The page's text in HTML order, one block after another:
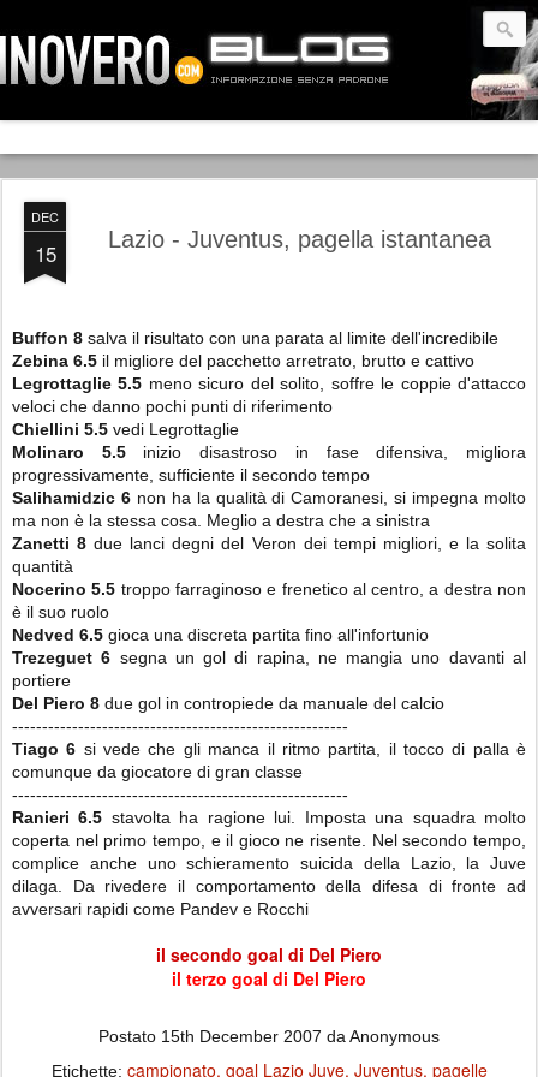
DEC
15 Lazio - Juventus, pagella istantanea
Buffon 8 salva il risultato con una parata al limite dell'incredibile
Zebina 6.5 il migliore del pacchetto arretrato, brutto e cattivo
Legrottaglie 5.5 meno sicuro del solito, soffre le coppie d'attacco
veloci che danno pochi punti di riferimento
Chiellini 5.5 vedi Legrottaglie
Molinaro 5.5 inizio disastroso in fase difensiva, migliora
progressivamente, sufficiente il secondo tempo
Salihamidzic 6 non ha la qualità di Camoranesi, si impegna molto
ma non è la stessa cosa. Meglio a destra che a sinistra
Zanetti 8due lanci degni del Veron dei tempi migliori, e la solita
quantità
Nocerino 5.5 troppo farraginoso e frenetico al centro, a destra non
è il suo ruolo
Nedved 6.5 gioca una discreta partita fino all'infortunio
Trezeguet 6 segna un gol di rapina, ne mangia uno davanti al
portiere
Del Piero 8 due gol in contropiede da manuale del calcio
--------------------------------------------------------
Tiago 6 si vede che gli manca il ritmo partita, il tocco di palla è
comunque da giocatore di gran classe
--------------------------------------------------------
Ranieri 6.5 stavolta ha ragione lui. Imposta una squadra molto
coperta nel primo tempo, e il gioco ne risente. Nel secondo tempo,
complice anche uno schieramento suicida della Lazio, la Juve
dilaga. Da rivedere il comportamento della difesa di fronte ad
avversari rapidi come Pandev e Rocchi
il secondo goal di Del Piero
il terzo goal di Del Piero
Postato 15th December 2007 da Anonymous
Etichette: campionato goal Lazio Juve Juventus pagelle